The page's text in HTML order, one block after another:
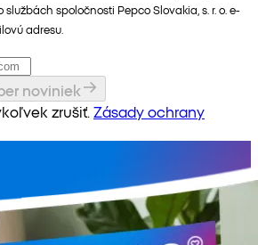
spoločnosti Pepco Slovakia, s. r. o. e-
adresu.
noviniek
zrušiť. Zásady ochrany